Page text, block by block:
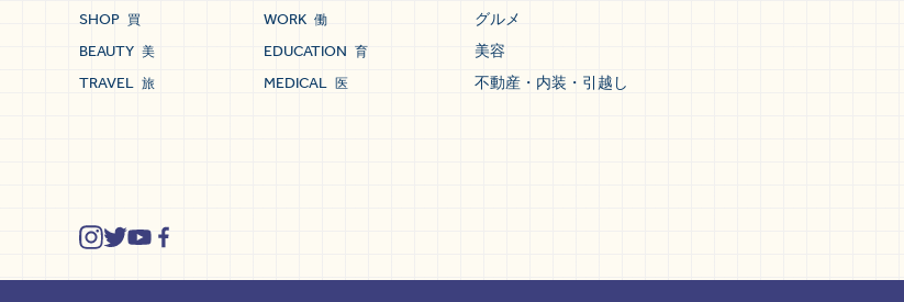
SHOP 買
BEAUTY 美
TRAVEL 旅
WORK 働
EDUCATION 育
MEDICAL 医
グルメ
美容
不動産・内装・引越し